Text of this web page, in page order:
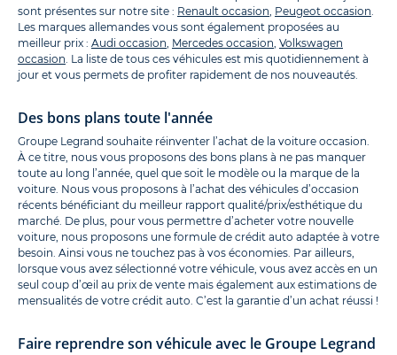
sont présentes sur notre site : Renault occasion, Peugeot occasion.
Les marques allemandes vous sont également proposées au
meilleur prix : Audi occasion, Mercedes occasion, Volkswagen
occasion. La liste de tous ces véhicules est mis quotidiennement à
jour et vous permets de profiter rapidement de nos nouveautés.
Des bons plans toute l'année
Groupe Legrand souhaite réinventer l’achat de la voiture occasion.
À ce titre, nous vous proposons des bons plans à ne pas manquer
toute au long l’année, quel que soit le modèle ou la marque de la
voiture. Nous vous proposons à l’achat des véhicules d’occasion
récents bénéficiant du meilleur rapport qualité/prix/esthétique du
marché. De plus, pour vous permettre d’acheter votre nouvelle
voiture, nous proposons une formule de crédit auto adaptée à votre
besoin. Ainsi vous ne touchez pas à vos économies. Par ailleurs,
lorsque vous avez sélectionné votre véhicule, vous avez accès en un
seul coup d’œil au prix de vente mais également aux estimations de
mensualités de votre crédit auto. C’est la garantie d’un achat réussi !
Faire reprendre son véhicule avec le Groupe Legrand